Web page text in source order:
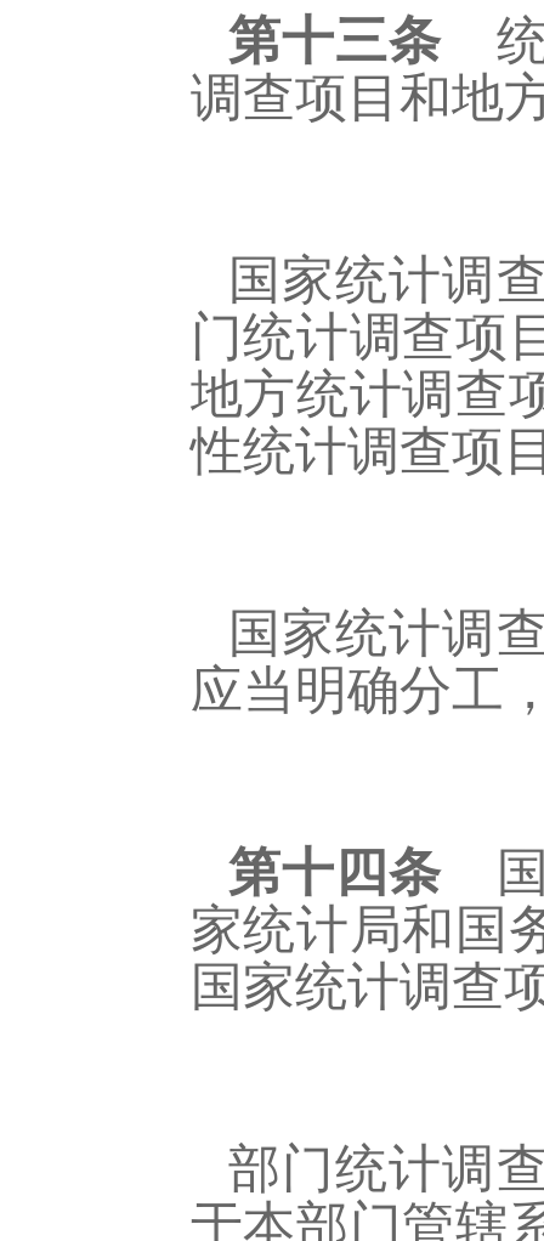
第十三条 统
调查项目和地
国家统计调
门统计调查项
地方统计调查
性统计调查项
国家统计调
应当明确分工
第十四条 国
家统计局和国
国家统计调查
部门统计调
于本部门管辖